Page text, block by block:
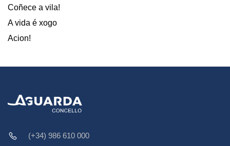
Coñece a vila!
A vida é xogo
Acion!
(+34) 986 610 000